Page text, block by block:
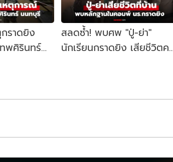
กราดยิง
ทพศิรินทร์
สลดซ้ำ! พบศพ "ปู่-ย่า"
นักเรียนกราดยิง เสียชีวิตคา